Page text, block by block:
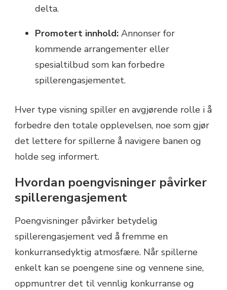
delta.
Promotert innhold: Annonser for
kommende arrangementer eller
spesialtilbud som kan forbedre
spillerengasjementet.
Hver type visning spiller en avgjørende rolle i å
forbedre den totale opplevelsen, noe som gjør
det lettere for spillerne å navigere banen og
holde seg informert.
Hvordan poengvisninger påvirker
spillerengasjement
Poengvisninger påvirker betydelig
spillerengasjement ved å fremme en
konkurransedyktig atmosfære. Når spillerne
enkelt kan se poengene sine og vennene sine,
oppmuntrer det til vennlig konkurranse og